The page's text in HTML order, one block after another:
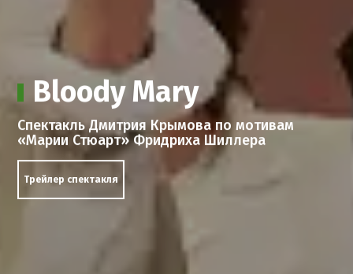
Bloody Mary
Спектакль Дмитрия Крымова по мотивам
«Марии Стюарт» Фридриха Шиллера
Трейлер спектакля